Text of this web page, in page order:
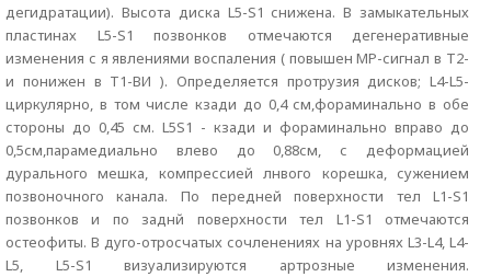
дегидратации). Высота диска L5-S1 снижена. В замыкательных
пластинах L5-S1 позвонков отмечаются дегенеративные
изменения с я явлениями воспаления ( повышен МР-сигнал в Т2-
и понижен в Т1-ВИ ). Определяется протрузия дисков; L4-L5-
циркулярно, в том числе кзади до 0,4 см,фораминально в обе
стороны до 0,45 см. L5S1 - кзади и фораминально вправо до
0,5см,парамедиально влево до 0,88см, с деформацией
дурального мешка, компрессией лнвого корешка, сужением
позвоночного канала. По передней поверхности тел L1-S1
позвонков и по заднй поверхности тел L1-S1 отмечаются
остеофиты. В дуго-отросчатых сочленениях на уровнях L3-L4, L4-
L5, L5-S1 визуализируются артрозные изменения.